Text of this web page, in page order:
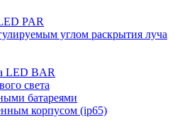
PAR
углом раскрытия луча
LED BAR
света
батареями
корпусом (ip65)